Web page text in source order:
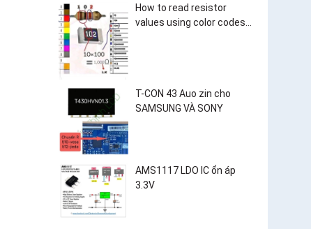
How to read resistor
values using color codes
T-CON 43 Auo zin cho
SAMSUNG VÀ SONY
AMS1117 LDO IC ổn áp
3.3V